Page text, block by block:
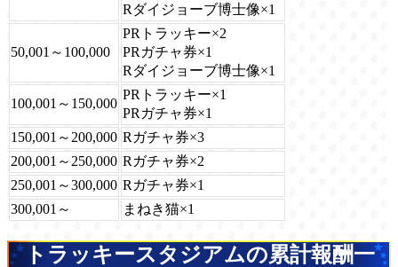
Rダイジョーブ博士像×1
50,001～100,000
PRトラッキー×2
PRガチャ券×1
Rダイジョーブ博士像×1
100,001～150,000
PRトラッキー×1
PRガチャ券×1
150,001～200,000 Rガチャ券×3
200,001～250,000 Rガチャ券×2
250,001～300,000 Rガチャ券×1
300,001～
まねき猫×1
トラッキースタジアムの累計報酬一